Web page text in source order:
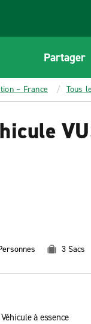
Partager
– France Tous
3 Sacs
Véhicule à essence